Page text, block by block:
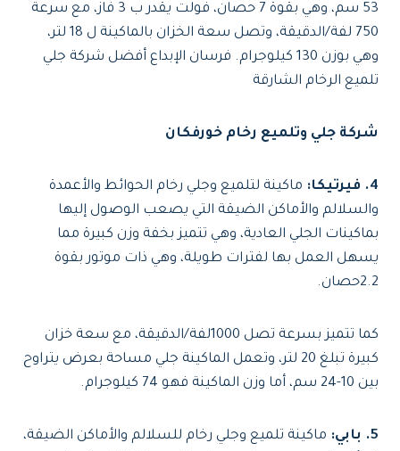
53 سم، وهي بقوة 7 حصان، فولت يقدر ب 3 فاز، مع سرعة
750 لفة/الدقيقة، وتصل سعة الخزان بالماكينة ل 18 لتر،
وهي بوزن 130 كيلوجرام. فرسان الإبداع أفضل شركة جلي
تلميع الرخام الشارقة
شركة جلي وتلميع رخام خورفكان
4. فيرتيكا:
ماكينة لتلميع وجلي رخام الحوائط والأعمدة
والسلالم والأماكن الضيقة التي يصعب الوصول إليها
بماكينات الجلي العادية، وهي تتميز بخفة وزن كبيرة مما
يسهل العمل بها لفترات طويلة، وهي ذات موتور بقوة
2.2حصان.
كما تتميز بسرعة تصل 1000لفة/الدقيقة، مع سعة خزان
كبيرة تبلغ 20 لتر، وتعمل الماكينة جلي مساحة بعرض يتراوح
بين 10-24 سم، أما وزن الماكينة فهو 74 كيلوجرام.
5. بابي:
ماكينة تلميع وجلي رخام للسلالم والأماكن الضيقة،